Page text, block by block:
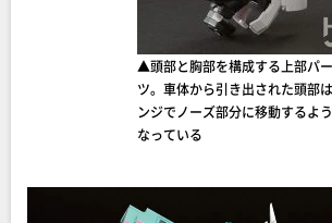
▲頭部と胸部を構成する上部パー
ツ。車体から引き出された頭部
ンジでノーズ部分に移動するよ
なっている